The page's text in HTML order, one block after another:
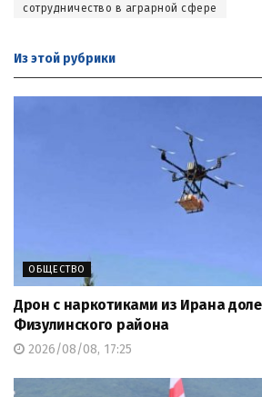
сотрудничество в аграрной сфере
Из этой рубрики
ОБЩЕСТВО
Дрон с наркотиками из Ирана
Физулинского района
2026/08/08, 17:25